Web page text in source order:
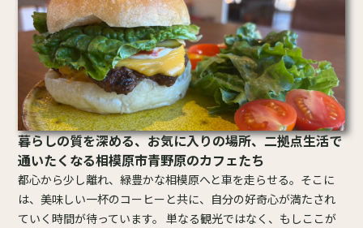
暮らしの質を深める、お気に入りの場所、二拠点生活で
通いたくなる相模原市青野原のカフェたち
都心から少し離れ、緑豊かな相模原へと車を走らせる。そこに
は、美味しい一杯のコーヒーと共に、自分の好奇心が満たされ
ていく時間が待っています。 単なる観光ではなく、もしここが